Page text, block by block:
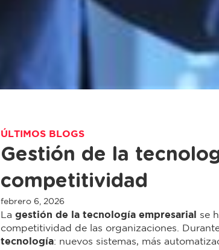
ÚLTIMOS BLOGS
Gestión de la
competitividad
febrero 6, 2026
La gestión de la tecnología empresarial
se
competitividad de las organizaciones.
tecnología: nuevos sistemas, más